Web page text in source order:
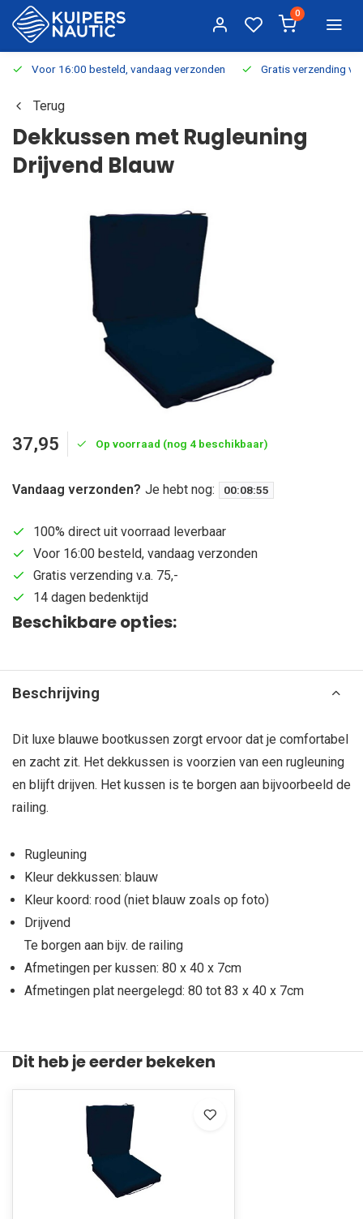
0
Voor 16:00 besteld, vandaag verzonden Gratis verzending
Terug
Dekkussen met Rugleuning
Drijvend Blauw
37,95 Op voorraad (nog 4 beschikbaar)
Vandaag verzonden? Je hebt nog: 00:08:54
100% direct uit voorraad leverbaar
Voor 16:00 besteld, vandaag verzonden
Gratis verzending v.a. 75,-
14 dagen bedenktijd
Beschikbare opties:
Beschrijving
Dit luxe blauwe bootkussen zorgt ervoor dat je comfortabel
en zacht zit. Het dekkussen is voorzien van een rugleuning
en blijft drijven. Het kussen is te borgen aan bijvoorbeeld de
railing.
Rugleuning
Kleur dekkussen: blauw
Kleur koord: rood (niet blauw zoals op foto)
Drijvend
Te borgen aan bijv. de railing
Afmetingen per kussen: 80 x 40 x 7cm
Afmetingen plat neergelegd: 80 tot 83 x 40 x 7cm
Dit heb je eerder bekeken